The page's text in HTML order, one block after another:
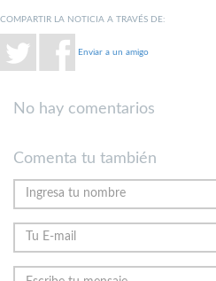
COMPARTIR LA NOTICIA A TRAVÉS DE:
Enviar a un amigo
No hay comentarios
Comenta tu también